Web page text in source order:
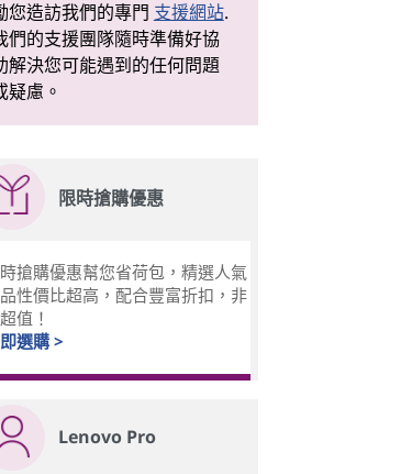
您造訪我們的專門 支援網站.
們的支援團隊隨時準備好協
解決您可能遇到的任何問題
疑慮。
限時搶購優惠
搶購優惠幫您省荷包，精選人氣
性價比超高，配合豐富折扣，非
值！
選購 >
Lenovo Pro